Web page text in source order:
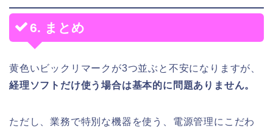
6. まとめ
黄色いビックリマークが3つ並ぶと不安になりますが、
経理ソフトだけ使う場合は基本的に問題ありません。
ただし、業務で特別な機器を使う、電源管理にこだわ